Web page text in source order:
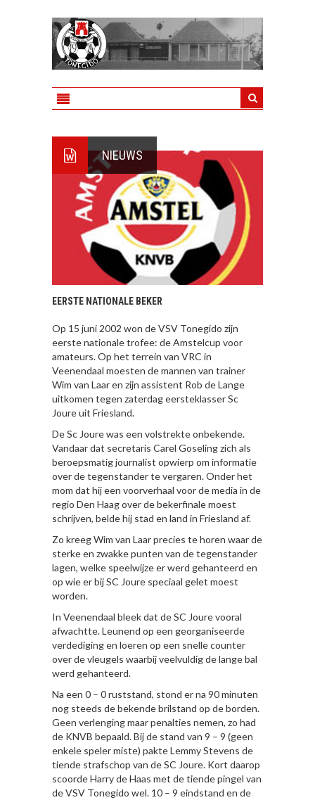
NIEUWS
EERSTE NATIONALE BEKER
Op 15 juni 2002 won de VSV Tonegido zijn
eerste nationale trofee: de Amstelcup voor
amateurs. Op het terrein van VRC in
Veenendaal moesten de mannen van trainer
Wim van Laar en zijn assistent Rob de Lange
uitkomen tegen zaterdag eersteklasser Sc
Joure uit Friesland.
De Sc Joure was een volstrekte onbekende.
Vandaar dat secretaris Carel Goseling zich als
beroepsmatig journalist opwierp om informatie
over de tegenstander te vergaren. Onder het
mom dat hij een voorverhaal voor de media in de
regio Den Haag over de bekerfinale moest
schrijven, belde hij stad en land in Friesland af.
Zo kreeg Wim van Laar precies te horen waar de
sterke en zwakke punten van de tegenstander
lagen, welke speelwijze er werd gehanteerd en
op wie er bij SC Joure speciaal gelet moest
worden.
In Veenendaal bleek dat de SC Joure vooral
afwachtte. Leunend op een georganiseerde
verdediging en loeren op een snelle counter
over de vleugels waarbij veelvuldig de lange bal
werd gehanteerd.
Na een 0 – 0 ruststand, stond er na 90 minuten
nog steeds de bekende brilstand op de borden.
Geen verlenging maar penalties nemen, zo had
de KNVB bepaald. Bij de stand van 9 – 9 (geen
enkele speler miste) pakte Lemmy Stevens de
tiende strafschop van de SC Joure. Kort daarop
scoorde Harry de Haas met de tiende pingel van
de VSV Tonegido wel. 10 – 9 eindstand en de